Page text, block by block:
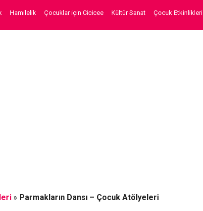
Hamilelik Çocuklar için Cicicee Kültür Sanat Çocuk Etkinlikleri
» Parmakların Dansı – Çocuk Atölyeleri